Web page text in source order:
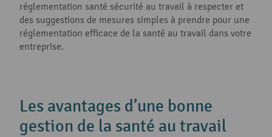
réglementation santé sécurité au travail à respecter et
des suggestions de mesures simples à prendre pour une
réglementation efficace de la santé au travail dans votre
entreprise.
Les avantages d’une bonne
gestion de la santé au travail